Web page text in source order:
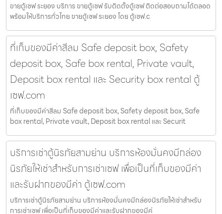
ขายตู้เซฟ ระยอง บริการ ขายตู้เซฟ รับติดตั้งตู้เซฟ ติดต่อสอบถามได้ตลอด
พร้อมให้บริการทั่วไทย ขายตู้เซฟ ระยอง โดย ตู้เซฟ.c
ที่เก็บของมีค่าสีลม Safe deposit box, Safety
deposit box, Safe box rental, Private vault,
Deposit box rental และ Security box rental ตู้
เซฟ.com
ที่เก็บของมีค่าสีลม Safe deposit box, Safety deposit box, Safe
box rental, Private vault, Deposit box rental และ Securit
บริการเช่าตู้นิรภัยสามย่าน บริการห้องมั่นคงมีกล่อง
นิรภัยให้เช่าสำหรับการเช่าเซฟ เพื่อเป็นที่เก็บของมีค่า
และรับฝากของมีค่า ตู้เซฟ.com
บริการเช่าตู้นิรภัยสามย่าน บริการห้องมั่นคงมีกล่องนิรภัยให้เช่าสำหรับ
การเช่าเซฟ เพื่อเป็นที่เก็บของมีค่าและรับฝากของมีค่